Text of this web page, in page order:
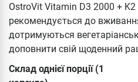
OstroVit Vitamin D3 2000 +
рекомендується до
дотримуються
доповнити свій щоденний
Склад однієї порції (1